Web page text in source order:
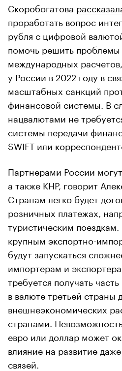
Скоробогатова
проработать вопрос
рубля с цифровой
помочь решить
международных
у России в 2022 году в
масштабных санкций
финансовой системы. В
нацвалютами не
системы передачи
SWIFT или
Партнерами России
а также КНР, говорит
Странам легко будет
розничных платежах,
туристическим
крупным экспортно-
будут запускаться
импортерам и
требуется получать
в валюте третьей страны
внешнеэкономических
странами.
евро или доллар может
влияние на развитие
связей.